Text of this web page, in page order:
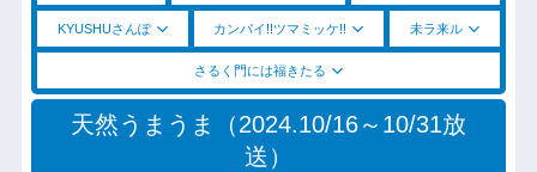
KYUSHUさんぽ カンパイ!!ツマミッケ!! 未ラ来ル
さるく門には福きたる
天然うまうま（2024.10/16～10/31放
送）